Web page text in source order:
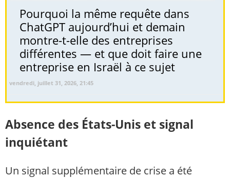
Pourquoi la même requête dans
ChatGPT aujourd’hui et demain
montre-t-elle des entreprises
différentes — et que doit faire une
entreprise en Israël à ce sujet
vendredi, juillet 31, 2026, 21:45
Absence des États-Unis et signal
inquiétant
Un signal supplémentaire de crise a été